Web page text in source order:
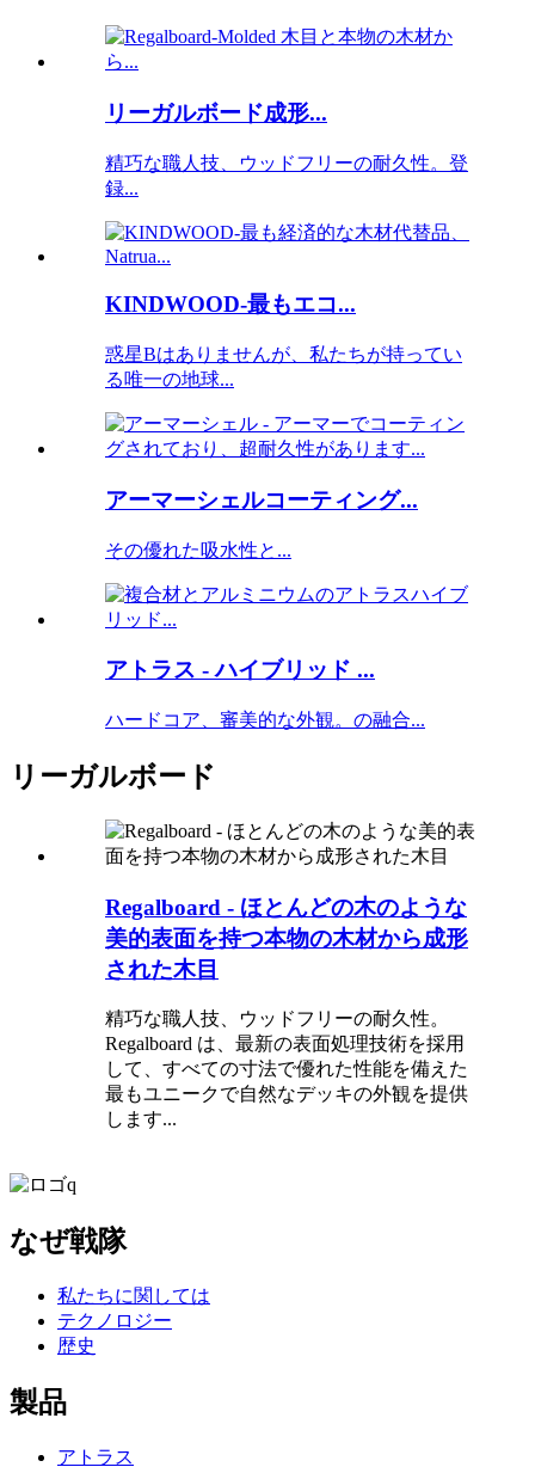
リーガルボード成形...
精巧な職人技、ウッドフリーの耐久性。登
録...
KINDWOOD-最もエコ...
惑星Bはありませんが、私たちが持ってい
る唯一の地球...
アーマーシェルコーティング...
その優れた吸水性と...
アトラス - ハイブリッド ...
ハードコア、審美的な外観。の融合...
リーガルボード
Regalboard - ほとんどの木のような
美的表面を持つ本物の木材から成形
された木目
精巧な職人技、ウッドフリーの耐久性。
Regalboard は、最新の表面処理技術を採用
して、すべての寸法で優れた性能を備えた
最もユニークで自然なデッキの外観を提供
します...
なぜ戦隊
私たちに関しては
テクノロジー
歴史
製品
アトラス